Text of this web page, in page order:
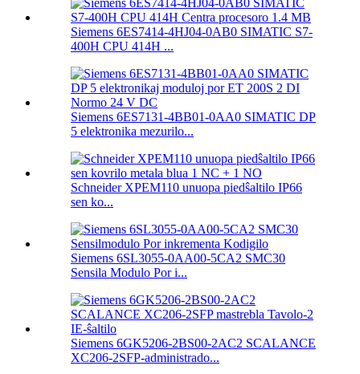
Siemens 6ES7414-4HJ04-0AB0 SIMATIC S7-
400H CPU 414H ...
Siemens 6ES7131-4BB01-0AA0 SIMATIC DP
5 elektronika mezurilo...
Schneider XPEM110 unuopa piedŝaltilo IP66
sen ko...
Siemens 6SL3055-0AA00-5CA2 SMC30
Sensila Modulo Por i...
Siemens 6GK5206-2BS00-2AC2 SCALANCE
XC206-2SFP-administrado...